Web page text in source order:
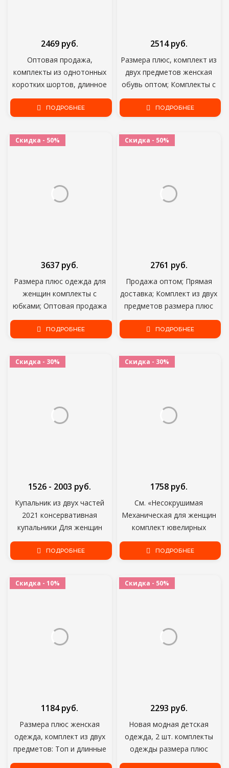
Оптовая продажа,
комплекты из однотонных
коротких шортов, длинное
платье, шорты с эластичным
поясом, Прямая поставка
2469 руб.
ПОДРОБНЕЕ
Размера плюс, комплект из
двух предметов женская
обувь оптом; Комплекты с
шортами «вареный»;
Повседневные футболки;
летний спортивный костюм
дропшиппинг
2514 руб.
ПОДРОБНЕЕ
Скидка - 50%
Размера плюс одежда для
женщин комплекты с
юбками; Оптовая продажа
комплект из двух предметов
в клетку топ с эластичной
макси летнее дропшиппинг
3637 руб.
ПОДРОБНЕЕ
Скидка - 50%
Продажа оптом; Прямая
доставка; Комплект из двух
предметов размера плюс
комплекты с юбками;
Женские однотонные
рукавом топ и длинная юбка
в комплекте с набором
2761 руб.
ПОДРОБНЕЕ
Скидка - 30%
Купальник из двух частей
2021 консервативная
купальники Для женщин
шорты Танкини пуш-ап
купальник размера плюс
пляжная D30
1526 - 2003 руб.
ПОДРОБНЕЕ
Скидка - 30%
См. «Несокрушимая
Механическая для женщин
комплект ювелирных
изделий размера плюс с
принтом без рукавов, майка,
середины икры юбка;
Комплект из 2 предметов
1758 руб.
ПОДРОБНЕЕ
Скидка - 10%
Размера плюс женская
одежда, комплект из двух
предметов: Топ и длинные
юбки размера плюс,
1184 руб.
Скидка - 50%
Новая модная детская
одежда, 2 шт. комплекты
одежды размера плюс
женское нижнее белье
2293 руб.